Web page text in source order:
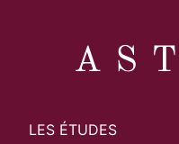
LES ÉTUDES